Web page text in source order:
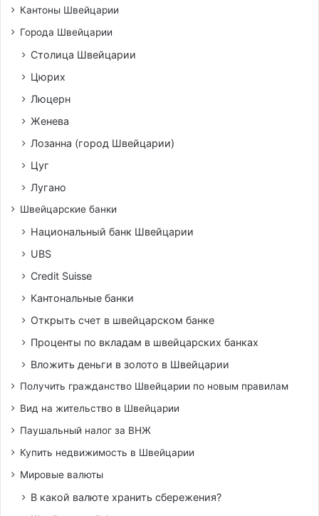
Кантоны Швейцарии
Города Швейцарии
Столица Швейцарии
Цюрих
Люцерн
Женева
Лозанна (город Швейцарии)
Цуг
Лугано
Швейцарские банки
Национальный банк Швейцарии
UBS
Credit Suisse
Кантональные банки
Открыть счет в швейцарском банке
Проценты по вкладам в швейцарских банках
Вложить деньги в золото в Швейцарии
Получить гражданство Швейцарии по новым правилам
Вид на жительство в Швейцарии
Паушальный налог за ВНЖ
Купить недвижимость в Швейцарии
Мировые валюты
В какой валюте хранить сбережения?